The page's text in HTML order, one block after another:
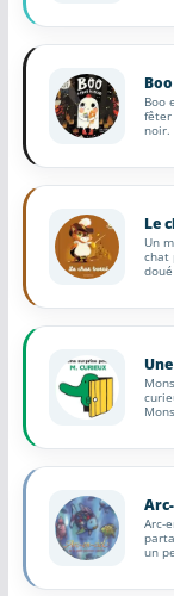
Boo
fêter
noir.
Le
Un
chat
doué
Arc-
un